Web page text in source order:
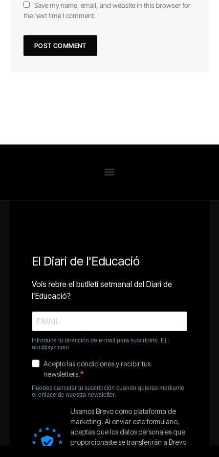
Save my name, email, and website in this browser for
the next time I comment.